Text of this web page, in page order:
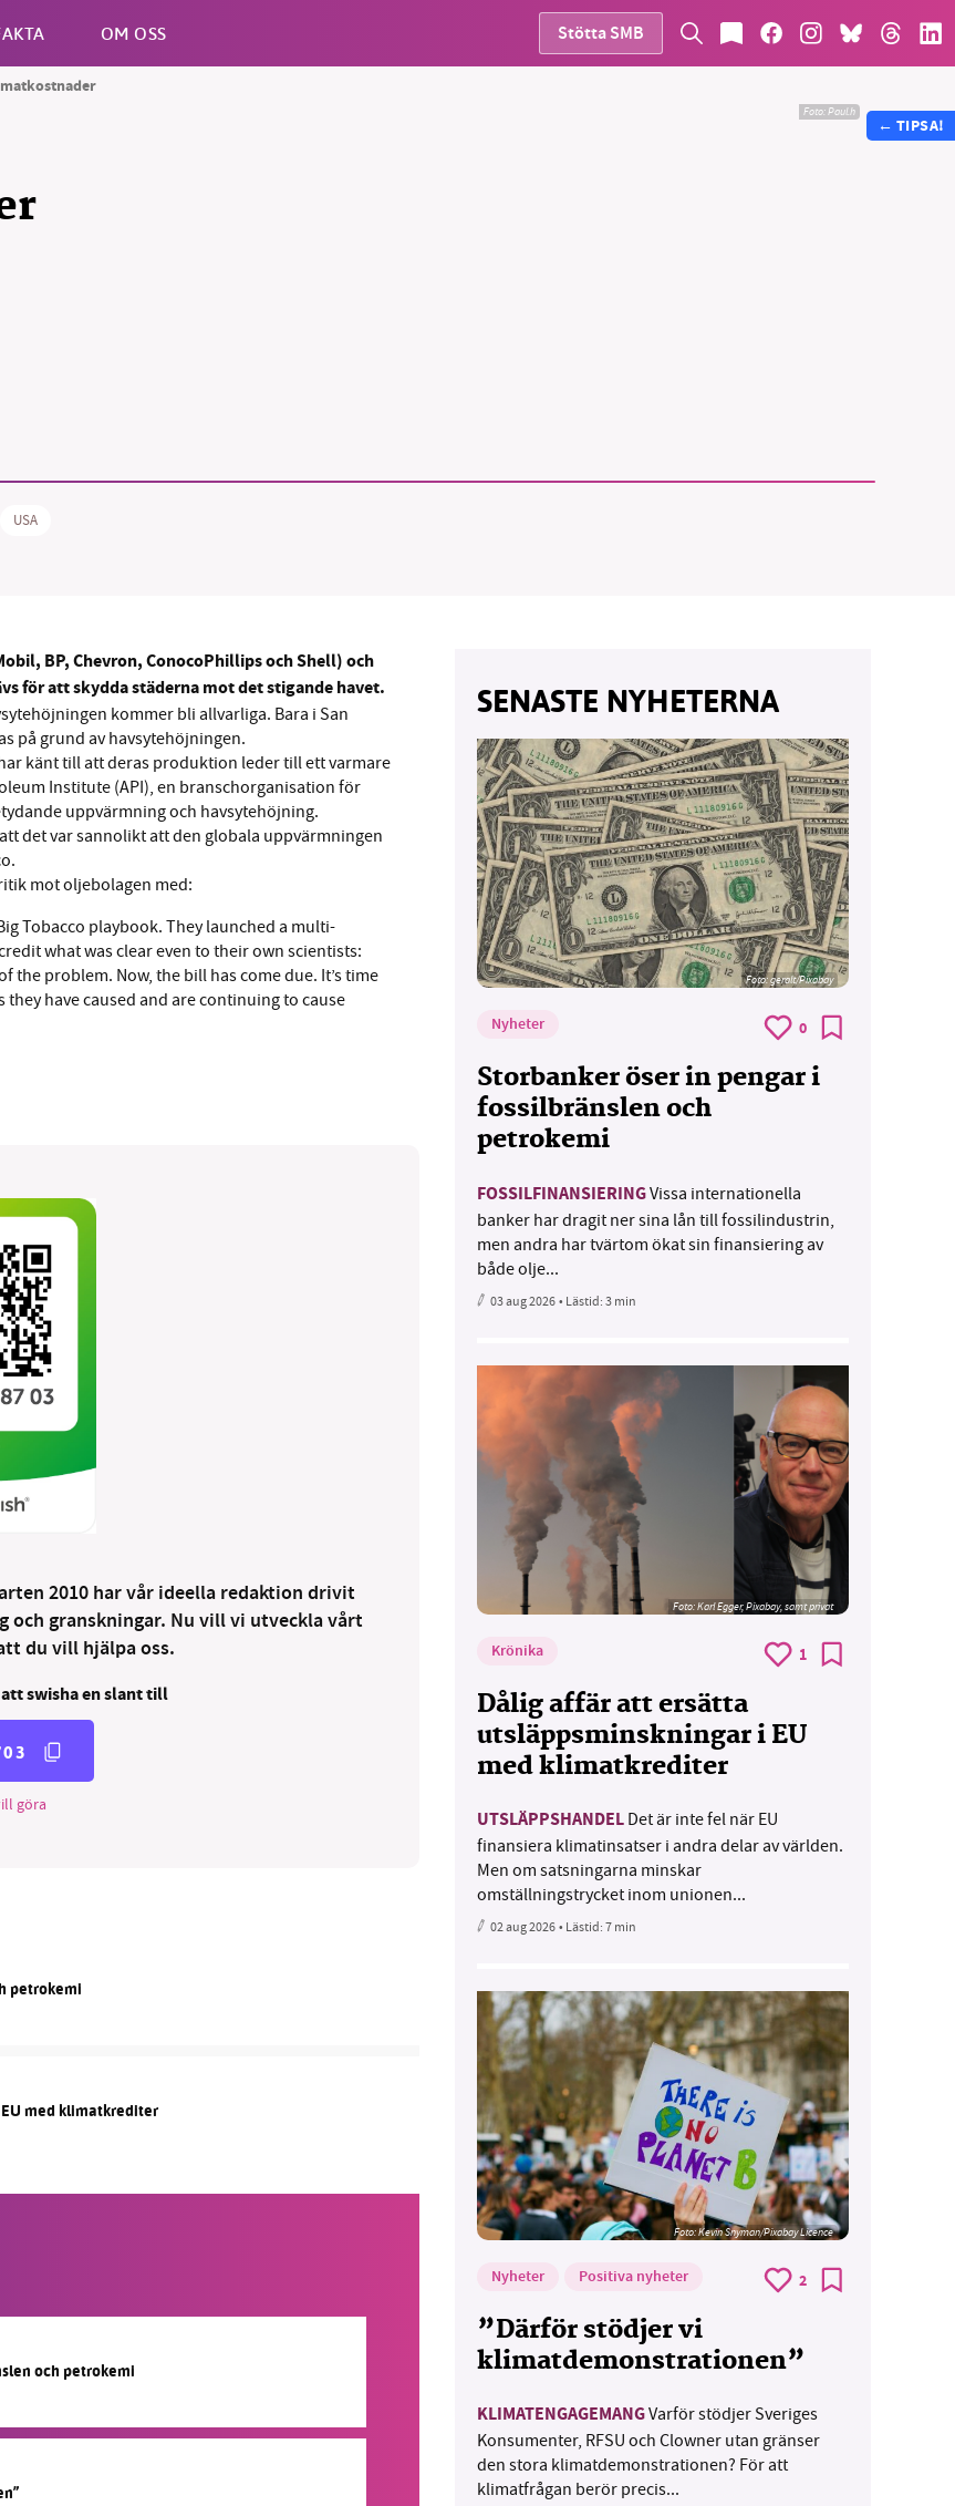
OM OSS Stötta SMB
Foto:Paul.h
USA
BP, Chevron, ConocoPhillips och Shell) och
för att skydda städerna mot det stigande havet.
kommer bli allvarliga. Bara i San
på grund av havsytehöjningen.
känt till att deras produktion leder till ett varmare
Institute (API), en branschorganisation för
uppvärmning och havsytehöjning.
det var sannolikt att den globala uppvärmningen
mot oljebolagen med:
Tobacco playbook. They launched a multi-
what was clear even to their own scientists:
problem. Now, the bill has come due. It’s time
have caused and are continuing to cause
2010 har vår ideella redaktion drivit
granskningar. Nu vill vi utveckla vårt
du vill hjälpa oss.
swisha en slant till
göra
petrokemi
med klimatkrediter
och petrokemi
SENASTE NYHETERNA
Foto:geralt/Pixabay
Nyheter 0
Storbanker öser in pengar i
fossilbränslen och
petrokemi
FOSSILFINANSIERINGVissa internationella
banker har dragit ner sina lån till fossilindustrin,
men andra har tvärtom ökat sin finansiering av
både olje...
03 aug 2026• Lästid:3 min
Foto:Karl Egger, Pixabay, samt privat
Krönika 1
Dålig affär att ersätta
utsläppsminskningar i EU
med klimatkrediter
UTSLÄPPSHANDEL Det är inte fel när EU
finansiera klimatinsatser i andra delar av världen.
Men om satsningarna minskar
omställningstrycket inom unionen...
02 aug 2026• Lästid:7 min
Foto:Kevin Snyman/Pixabay Licence
Nyheter Positiva nyheter 2
”Därför stödjer vi
klimatdemonstrationen”
KLIMATENGAGEMANGVarför stödjer Sveriges
Konsumenter, RFSU och Clowner utan gränser
den stora klimatdemonstrationen? För att
klimatfrågan berör precis...
← TIPSA!
redaktion drivit miljödebatten framåt genom
och granskningar. Nu vill vi utveckla vårt arbete –
och vi hoppas att du vill hjälpa oss.
Stötta vårt arbete genom att swisha en slant till
1231368703
Läs vad vi vill göra